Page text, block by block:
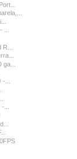
...
...